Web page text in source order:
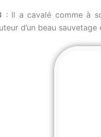
: Il a cavalé comme à
d’un beau